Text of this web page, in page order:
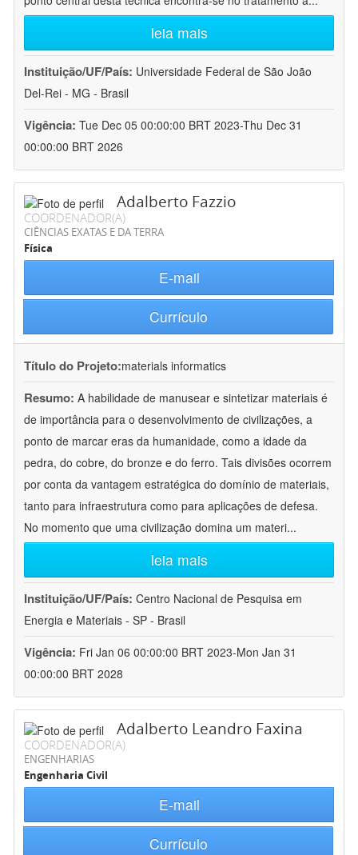
leia mais
Instituição/UF/País: Universidade Federal de São João
Del-Rei - MG - Brasil
Vigência: Tue Dec 05 00:00:00 BRT 2023-Thu Dec 31
00:00:00 BRT 2026
Adalberto Fazzio
COORDENADOR(A)
CIÊNCIAS EXATAS E DA TERRA
Física
E-mail
Currículo
Título do Projeto:materials informatics
Resumo: A habilidade de manusear e sintetizar materiais é
de importância para o desenvolvimento de civilizações, a
ponto de marcar eras da humanidade, como a idade da
pedra, do cobre, do bronze e do ferro. Tais divisões ocorrem
por conta da vantagem estratégica do domínio de materiais,
tanto para infraestrutura como para aplicações de defesa.
No momento que uma civilização domina um materi...
leia mais
Instituição/UF/País: Centro Nacional de Pesquisa em
Energia e Materiais - SP - Brasil
Vigência: Fri Jan 06 00:00:00 BRT 2023-Mon Jan 31
00:00:00 BRT 2028
Adalberto Leandro Faxina
COORDENADOR(A)
ENGENHARIAS
Engenharia Civil
E-mail
Currículo